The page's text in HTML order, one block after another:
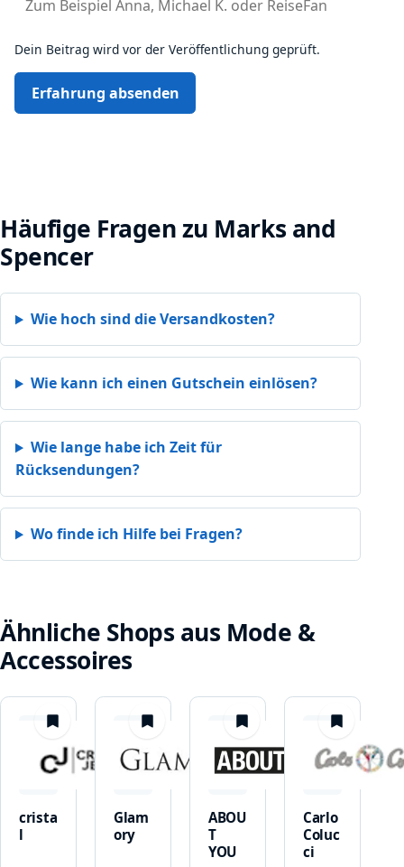
Dein Beitrag wird vor der Veröffentlichung geprüft.
Erfahrung absenden
Häufige Fragen zu Marks and
Spencer
Wie hoch sind die Versandkosten?
Wie kann ich einen Gutschein einlösen?
Wie lange habe ich Zeit für
Rücksendungen?
Wo finde ich Hilfe bei Fragen?
Ähnliche Shops aus Mode &
Accessoires
merken
crista
l
merken
Glam
ory
merken
ABOU
T
YOU
merken
Carlo
Coluc
ci